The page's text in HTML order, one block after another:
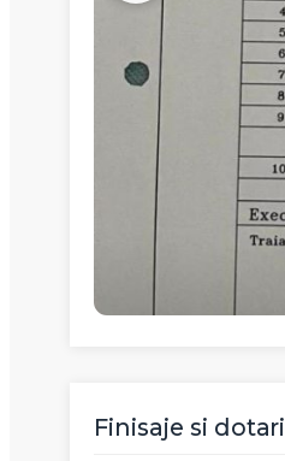
Finisaje si dotari